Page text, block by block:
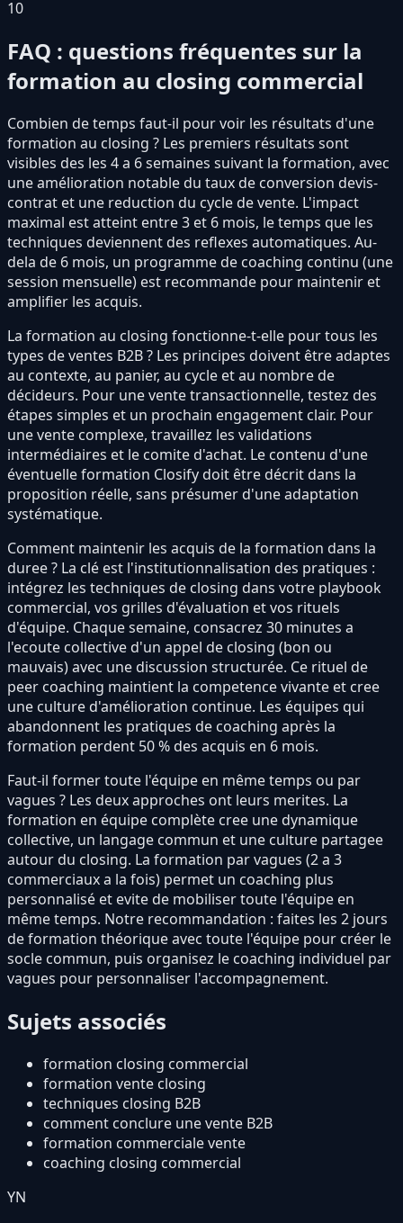
10
FAQ : questions fréquentes sur la
formation au closing commercial
Combien de temps faut-il pour voir les résultats d'une
formation au closing ? Les premiers résultats sont
visibles des les 4 a 6 semaines suivant la formation, avec
une amélioration notable du taux de conversion devis-
contrat et une reduction du cycle de vente. L'impact
maximal est atteint entre 3 et 6 mois, le temps que les
techniques deviennent des reflexes automatiques. Au-
dela de 6 mois, un programme de coaching continu (une
session mensuelle) est recommande pour maintenir et
amplifier les acquis.
La formation au closing fonctionne-t-elle pour tous les
types de ventes B2B ? Les principes doivent être adaptes
au contexte, au panier, au cycle et au nombre de
décideurs. Pour une vente transactionnelle, testez des
étapes simples et un prochain engagement clair. Pour
une vente complexe, travaillez les validations
intermédiaires et le comite d'achat. Le contenu d'une
éventuelle formation Closify doit être décrit dans la
proposition réelle, sans présumer d'une adaptation
systématique.
Comment maintenir les acquis de la formation dans la
duree ? La clé est l'institutionnalisation des pratiques :
intégrez les techniques de closing dans votre playbook
commercial, vos grilles d'évaluation et vos rituels
d'équipe. Chaque semaine, consacrez 30 minutes a
l'ecoute collective d'un appel de closing (bon ou
mauvais) avec une discussion structurée. Ce rituel de
peer coaching maintient la competence vivante et cree
une culture d'amélioration continue. Les équipes qui
abandonnent les pratiques de coaching après la
formation perdent 50 % des acquis en 6 mois.
Faut-il former toute l'équipe en même temps ou par
vagues ? Les deux approches ont leurs merites. La
formation en équipe complète cree une dynamique
collective, un langage commun et une culture partagee
autour du closing. La formation par vagues (2 a 3
commerciaux a la fois) permet un coaching plus
personnalisé et evite de mobiliser toute l'équipe en
même temps. Notre recommandation : faites les 2 jours
de formation théorique avec toute l'équipe pour créer le
socle commun, puis organisez le coaching individuel par
vagues pour personnaliser l'accompagnement.
Sujets associés
formation closing commercial
formation vente closing
techniques closing B2B
comment conclure une vente B2B
formation commerciale vente
coaching closing commercial
YN